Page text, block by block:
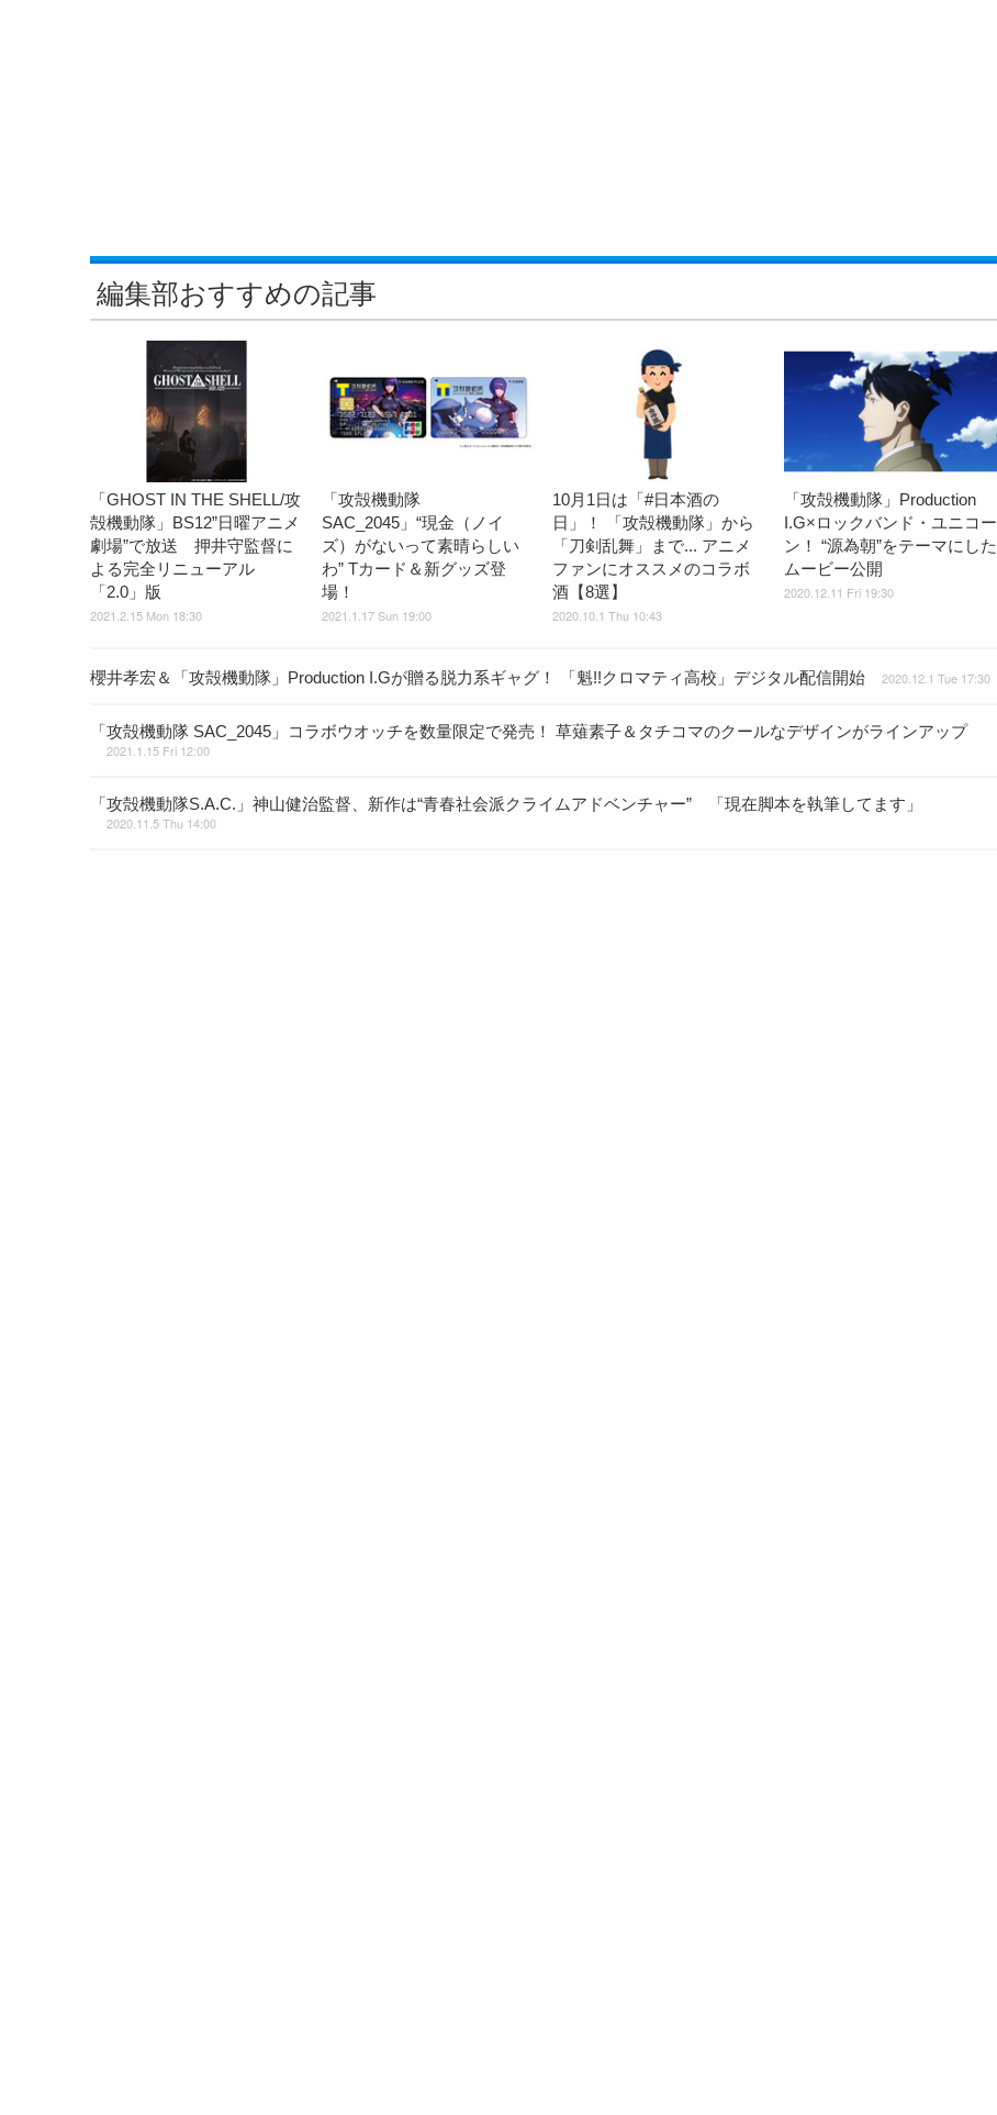
編集部おすすめの記事
「GHOST IN THE SHELL/攻
殻機動隊」BS12”日曜アニメ
劇場”で放送 押井守監督に
よる完全リニューアル
「2.0」版
2021.2.15 Mon 18:30
「攻殻機動隊
SAC_2045」“現金（ノイ
ズ）がないって素晴らしい
わ” Tカード＆新グッズ登
場！
2021.1.17 Sun 19:00
10月1日は「#日本酒の
日」！ 「攻殻機動隊」から
「刀剣乱舞」まで... アニメ
ファンにオススメのコラボ
酒【8選】
2020.10.1 Thu 10:43
「攻殻機動隊」Production
I.G×ロックバンド・ユニコー
ン！ “源為朝”をテーマにした
ムービー公開
2020.12.11 Fri 19:30
櫻井孝宏＆「攻殻機動隊」Production I.Gが贈る脱力系ギャグ！ 「魁!!クロマティ高校」デジタル配信開始 2020.12.1 Tue 17:30
「攻殻機動隊 SAC_2045」コラボウオッチを数量限定で発売！ 草薙素子＆タチコマのクールなデザインがラインアップ
2021.1.15 Fri 12:00
「攻殻機動隊S.A.C.」神山健治監督、新作は“青春社会派クライムアドベンチャー” 「現在脚本を執筆してます」
2020.11.5 Thu 14:00